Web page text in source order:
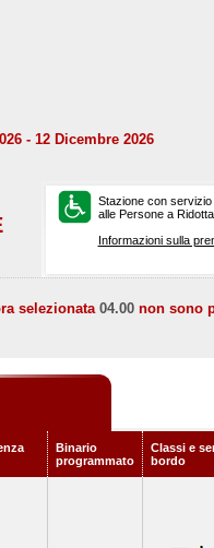
- 12 Dicembre 2026
Stazione con
alle Persone a
Informazioni sulla
selezionata04.00 non sono
Binario
programmato
Classi e
bordo